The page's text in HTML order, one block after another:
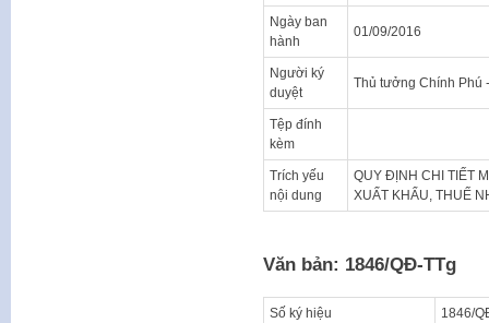
Ngày ban
hành
01/09/2016
Người ký
duyệt
Thủ tưởng Chính Phú
Tệp đính
kèm
Trích yếu
nội dung
QUY ĐỊNH CHI TIẾT
XUẤT KHẨU, THUẾ
Văn bản: 1846/QĐ-TTg
Số ký hiệu 1846/